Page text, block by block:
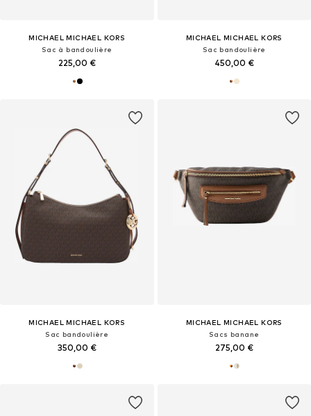
MICHAEL MICHAEL KORS
Sac à bandoulière
225,00 €
MICHAEL MICHAEL KORS
Sac bandoulière
450,00 €
MICHAEL MICHAEL KORS
Sac bandoulière
350,00 €
MICHAEL MICHAEL KORS
Sacs banane
275,00 €